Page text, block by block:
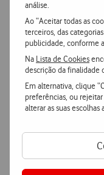
análise.
Ao “Aceitar todas as
terceiros, das
publicidade, conforme
Na Lista de Cookies
descrição da finalidade
Em alternativa, clique
preferências, ou
alterar as suas
14 dias
Pode devolver
nossas lojas ou
Entrega
Encomende
seguinteou
Pague de